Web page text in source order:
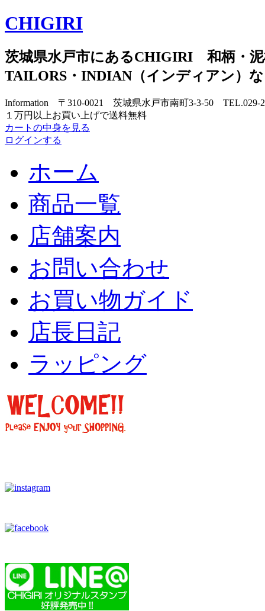
CHIGIRI
茨城県水戸市にあるCHIGIRI 和柄・泥
TAILORS・INDIAN（インディアン）
Information 〒310-0021 茨城県水戸市南町3-3-50 TEL.029-
１万円以上お買い上げで送料無料
カートの中身を見る
ログインする
ホーム
商品一覧
店舗案内
お問い合わせ
お買い物ガイド
店長日記
ラッピング